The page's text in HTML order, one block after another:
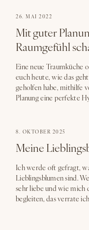
26. MAI 2022
Mit guter
Raumgefühl
Eine neue Traumküche
euch heute, wie das
geholfen habe, mithilfe
Planung eine perfekte
8. OKTOBER 2025
Meine
Ich werde oft gefragt,
Lieblingsblumen sind.
sehr liebe und wie mich
begleiten, das verrate